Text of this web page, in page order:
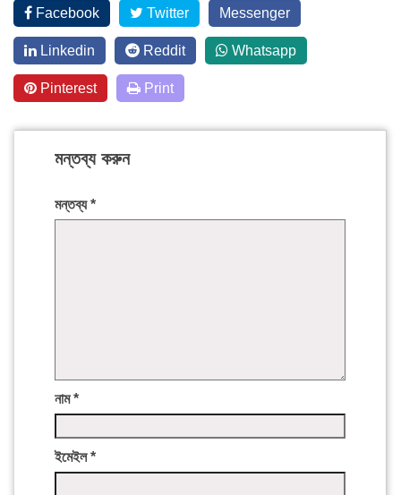
Facebook Twitter Messenger
Linkedin Reddit Whatsapp
Pinterest Print
মন্তব্য করুন
মন্তব্য*
নাম*
ইমেইল*